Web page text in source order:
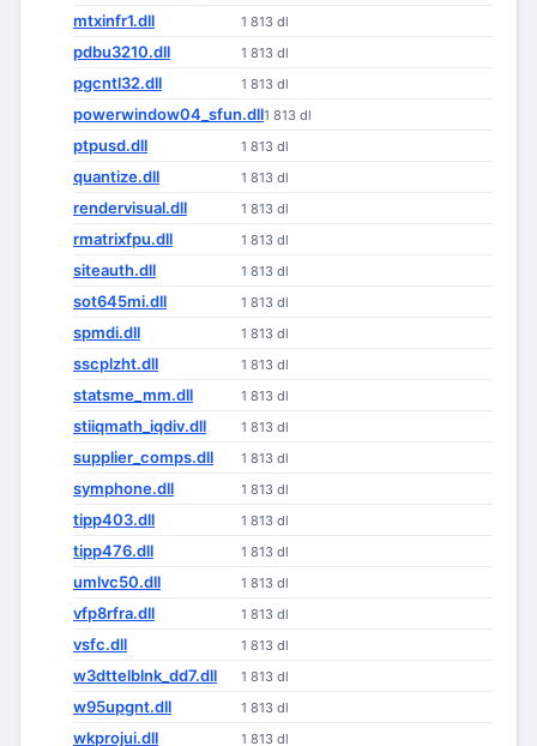
mtxinfr1.dll 1 813 dl
pdbu3210.dll 1 813 dl
pgcntl32.dll 1 813 dl
powerwindow04_sfun.dll1 813 dl
ptpusd.dll 1 813 dl
quantize.dll 1 813 dl
rendervisual.dll 1 813 dl
rmatrixfpu.dll 1 813 dl
siteauth.dll 1 813 dl
sot645mi.dll 1 813 dl
spmdi.dll 1 813 dl
sscplzht.dll 1 813 dl
statsme_mm.dll 1 813 dl
stiiqmath_iqdiv.dll 1 813 dl
supplier_comps.dll 1 813 dl
symphone.dll 1 813 dl
tipp403.dll 1 813 dl
tipp476.dll 1 813 dl
umlvc50.dll 1 813 dl
vfp8rfra.dll 1 813 dl
vsfc.dll 1 813 dl
w3dttelblnk_dd7.dll 1 813 dl
w95upgnt.dll 1 813 dl
wkprojui.dll 1 813 dl